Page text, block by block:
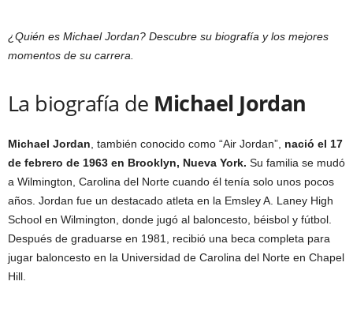
¿Quién es Michael Jordan? Descubre su biografía y los mejores
momentos de su carrera.
La biografía de Michael Jordan
Michael Jordan , también conocido como “Air Jordan”, nació el 17
de febrero de 1963 en Brooklyn, Nueva York. Su familia se mudó
a Wilmington, Carolina del Norte cuando él tenía solo unos pocos
años. Jordan fue un destacado atleta en la Emsley A. Laney High
School en Wilmington, donde jugó al baloncesto, béisbol y fútbol.
Después de graduarse en 1981, recibió una beca completa para
jugar baloncesto en la Universidad de Carolina del Norte en Chapel
Hill.